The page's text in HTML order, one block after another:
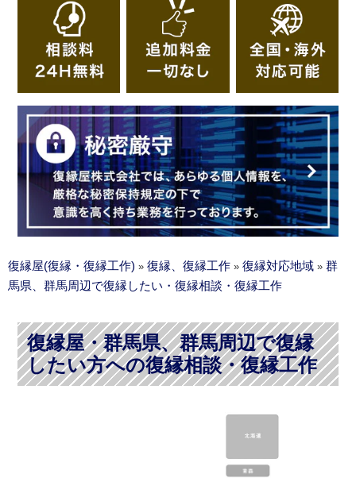
復縁屋(復縁・復縁工作) » 復縁、復縁工作 » 復縁対応地域 » 群
馬県、群馬周辺で復縁したい・復縁相談・復縁工作
復縁屋・群馬県、群馬周辺で復縁
したい方への復縁相談・復縁工作